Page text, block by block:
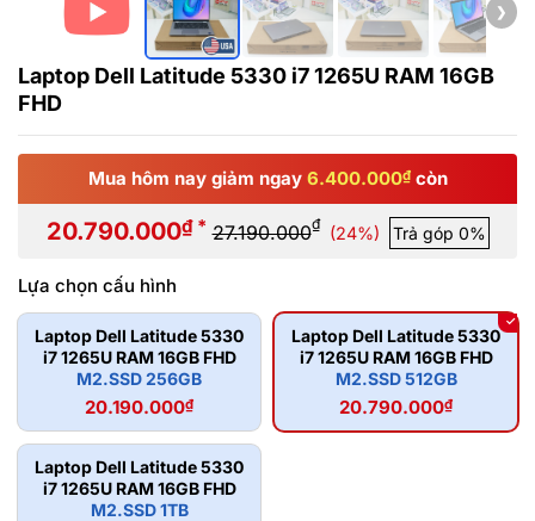
❯
Laptop Dell Latitude 5330 i7 1265U RAM 16GB
FHD
Mua hôm nay giảm ngay 6.400.000₫ còn
20.790.000₫ * 27.190.000₫ (24%) Trả góp 0%
Lựa chọn cấu hình
Laptop Dell Latitude 5330
i7 1265U RAM 16GB FHD
M2.SSD 256GB
20.190.000₫
Laptop Dell Latitude 5330
i7 1265U RAM 16GB FHD
M2.SSD 512GB
20.790.000₫
Laptop Dell Latitude 5330
i7 1265U RAM 16GB FHD
M2.SSD 1TB